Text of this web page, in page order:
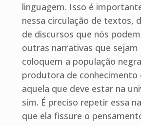
linguagem. Isso é
nessa circulação de textos,
de discursos que nós
outras narrativas que sejam
coloquem a população
produtora de conhecimento
aquela que deve estar na
sim. É preciso repetir essa
que ela fissure o